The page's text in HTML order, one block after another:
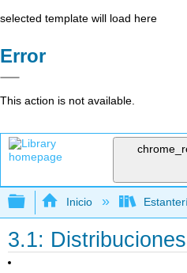
selected template will load here
Error
This action is not available.
Expandir/contraer
Inicio
3.1: